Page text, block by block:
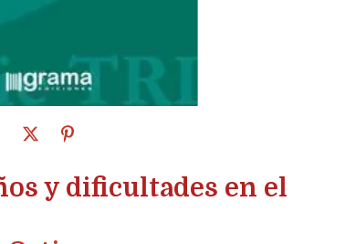
y dificultades en el